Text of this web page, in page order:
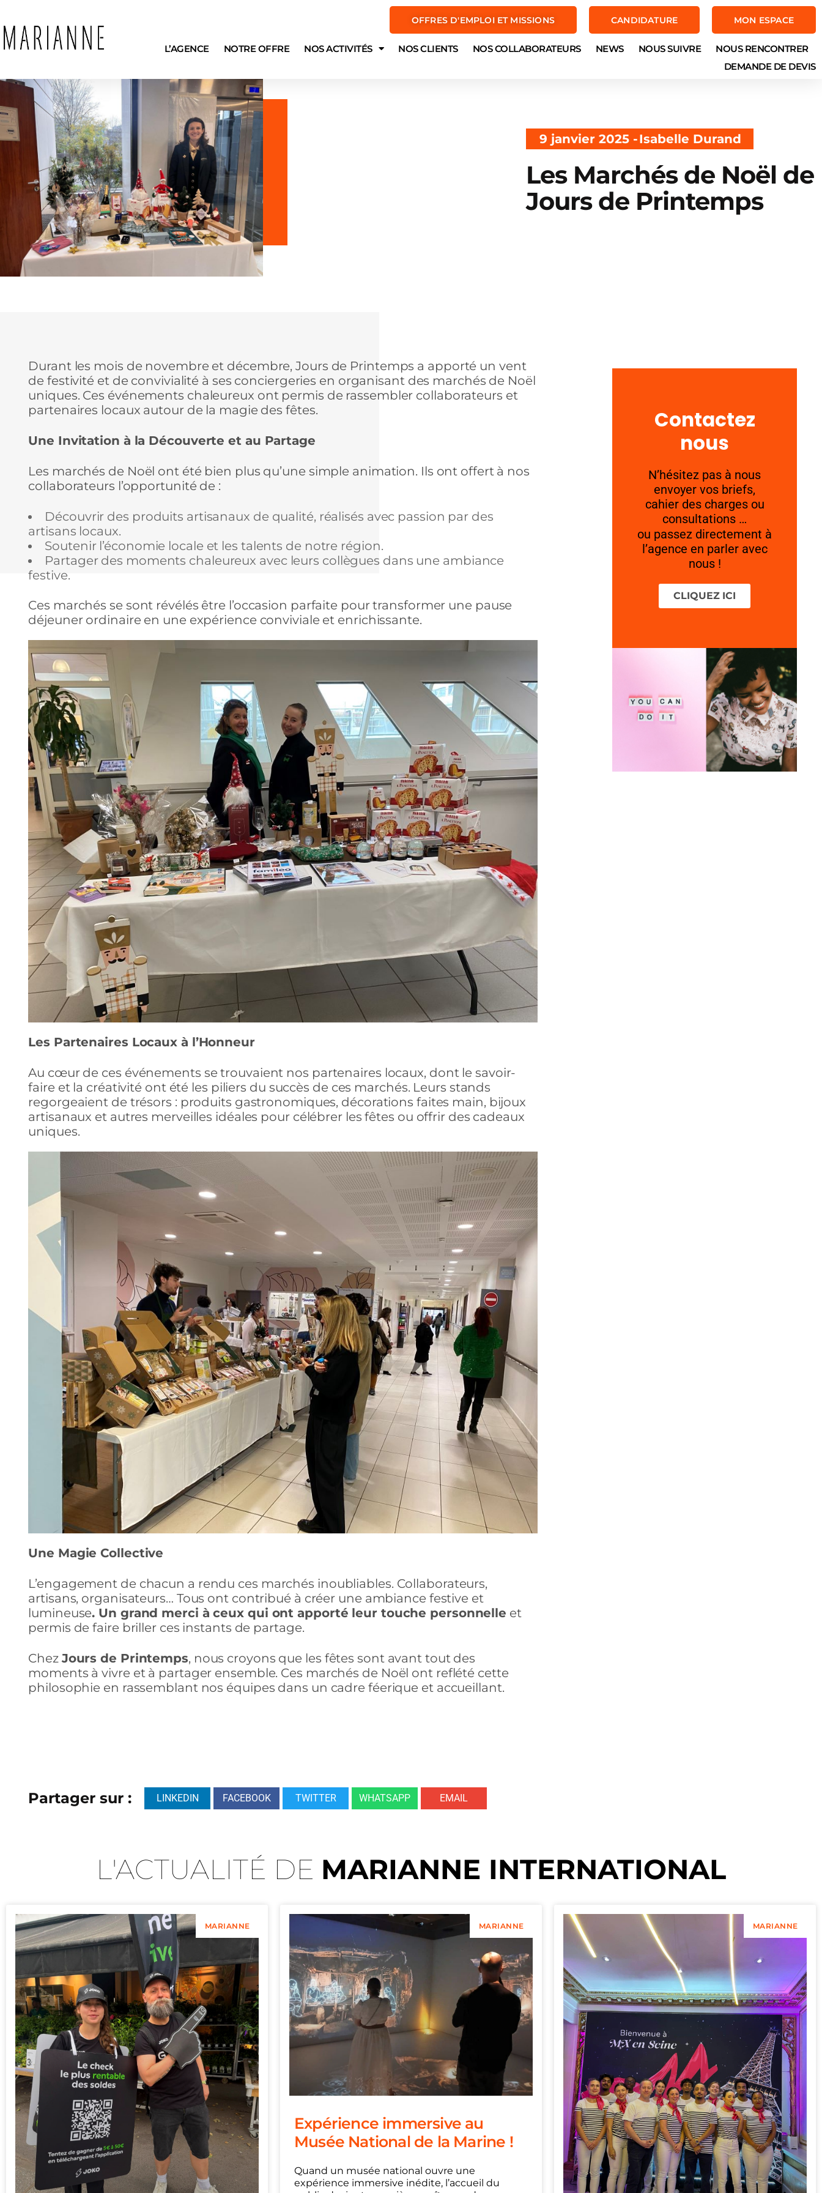
OFFRES D'EMPLOI ET MISSIONS CANDIDATURE MON ESPACE
L’AGENCE NOTRE OFFRE NOS ACTIVITÉS NOS CLIENTS NOS COLLABORATEURS NEWS NOUS SUIVRE
NOUS RENCONTRER
DEMANDE DE DEVIS
9 janvier 2025 -Isabelle Durand
Les Marchés de Noël de
Jours de Printemps
Durant les mois de novembre et décembre, Jours de Printemps a apporté un vent
de festivité et de convivialité à ses conciergeries en organisant des marchés de Noël
uniques. Ces événements chaleureux ont permis de rassembler collaborateurs et
partenaires locaux autour de la magie des fêtes.
Une Invitation à la Découverte et au Partage
Les marchés de Noël ont été bien plus qu’une simple animation. Ils ont offert à nos
collaborateurs l’opportunité de :
Découvrir des produits artisanaux de qualité, réalisés avec passion par des
artisans locaux.
Soutenir l’économie locale et les talents de notre région.
Partager des moments chaleureux avec leurs collègues dans une ambiance
festive.
Ces marchés se sont révélés être l’occasion parfaite pour transformer une pause
déjeuner ordinaire en une expérience conviviale et enrichissante.
Les Partenaires Locaux à l’Honneur
Au cœur de ces événements se trouvaient nos partenaires locaux, dont le savoir-
faire et la créativité ont été les piliers du succès de ces marchés. Leurs stands
regorgeaient de trésors : produits gastronomiques, décorations faites main, bijoux
artisanaux et autres merveilles idéales pour célébrer les fêtes ou offrir des cadeaux
uniques.
Une Magie Collective
L’engagement de chacun a rendu ces marchés inoubliables. Collaborateurs,
artisans, organisateurs… Tous ont contribué à créer une ambiance festive et
lumineuse. Un grand merci à ceux qui ont apporté leur touche personnelle et
permis de faire briller ces instants de partage.
Chez Jours de Printemps, nous croyons que les fêtes sont avant tout des
moments à vivre et à partager ensemble. Ces marchés de Noël ont reflété cette
philosophie en rassemblant nos équipes dans un cadre féerique et accueillant.
Partager sur : LINKEDIN FACEBOOK TWITTER WHATSAPP EMAIL
Contactez
nous
N’hésitez pas à nous
envoyer vos briefs,
cahier des charges ou
consultations …
ou passez directement à
l’agence en parler avec
nous !
CLIQUEZ ICI
L'ACTUALITÉ DE MARIANNE INTERNATIONAL
MARIANNE MARIANNE
Expérience immersive au
Musée National de la Marine !
Quand un musée national ouvre une
expérience immersive inédite, l’accueil du
MARIANNE